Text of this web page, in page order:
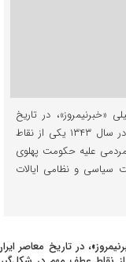
«خبرنیمروز»، در تاریخ
معاصر ایران، ماجرای تصویب لایحه کاپیتولاسیون در سال ۱۳۴۳ یکی از نقاط
علیه حکومت پهلوی
سیاسی و نظامی ایالات
در تاریخ معاصر